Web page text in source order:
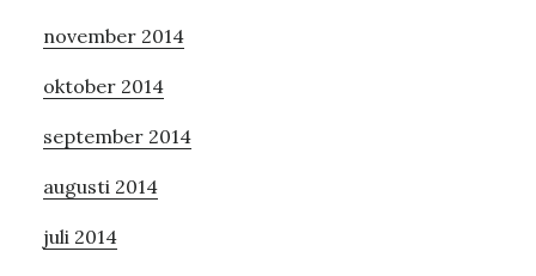
november 2014
oktober 2014
september 2014
augusti 2014
juli 2014